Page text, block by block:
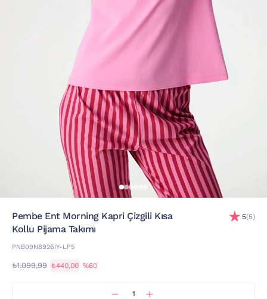
Pembe Ent Morning Kapri Çizgili Kısa
Kollu Pijama Takımı
PNB09N8926IY-LP5
5(5)
₺1.099,99 ₺440,00 %60